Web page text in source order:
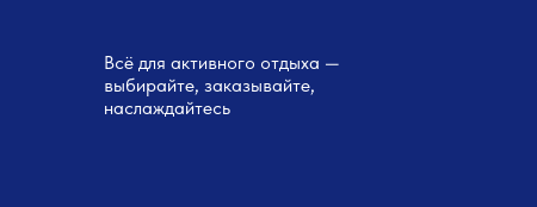
Всё для активного отдыха —
выбирайте, заказывайте,
наслаждайтесь